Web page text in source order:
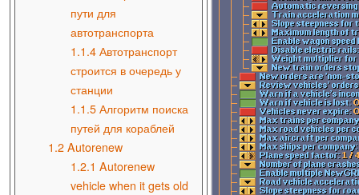
пути для
автотранспорта
1.1.4 Автотранспорт
строится в очередь у
станции
1.1.5 Алгоритм поиска
путей для кораблей
1.2 Autorenew
1.2.1 Autorenew
vehicle when it gets old